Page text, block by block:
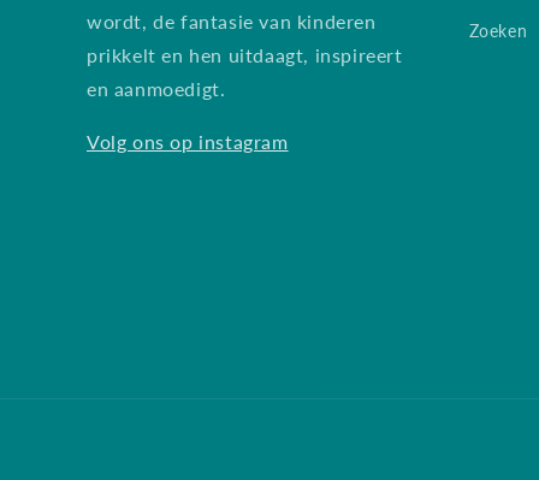
wordt, de fantasie van kinderen
prikkelt en hen uitdaagt, inspireert
en aanmoedigt.
Volg ons op instagram
Zoeken